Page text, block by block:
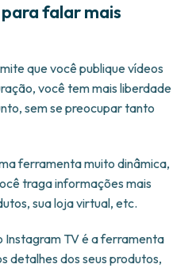
falar mais
que você publique vídeos
você tem mais liberdade
sem se preocupar tanto
ferramenta muito dinâmica,
traga informações mais
sua loja virtual, etc.
Instagram TV é a ferramenta
detalhes dos seus produtos,